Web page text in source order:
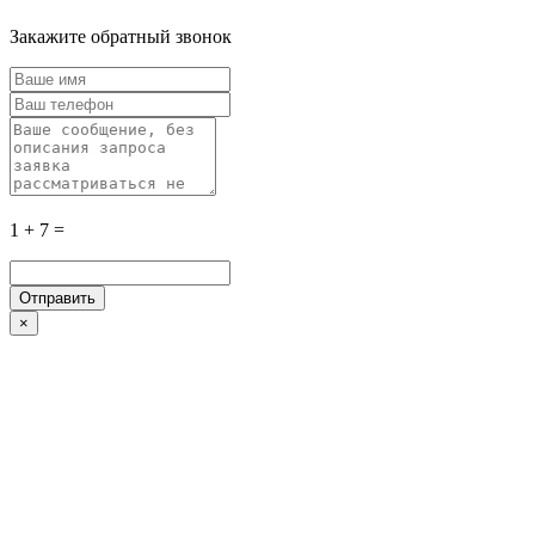
Закажите обратный звонок
1 + 7 =
×